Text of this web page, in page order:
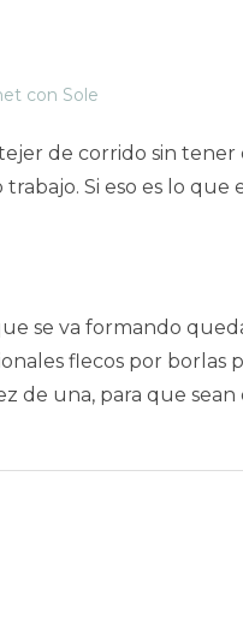
de corrido sin
Si eso es lo que
se va formando
flecos por borlas
de una, para que